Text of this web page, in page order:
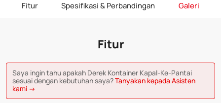
Fitur Spesifikasi & Perbandingan Galeri
Fitur
Saya ingin tahu apakah Derek Kontainer Kapal-Ke-Pantai
sesuai dengan kebutuhan saya?Tanyakan kepada Asisten
kami →